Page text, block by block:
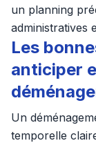
un planning
administratives
Les
anticiper
Un
temporelle